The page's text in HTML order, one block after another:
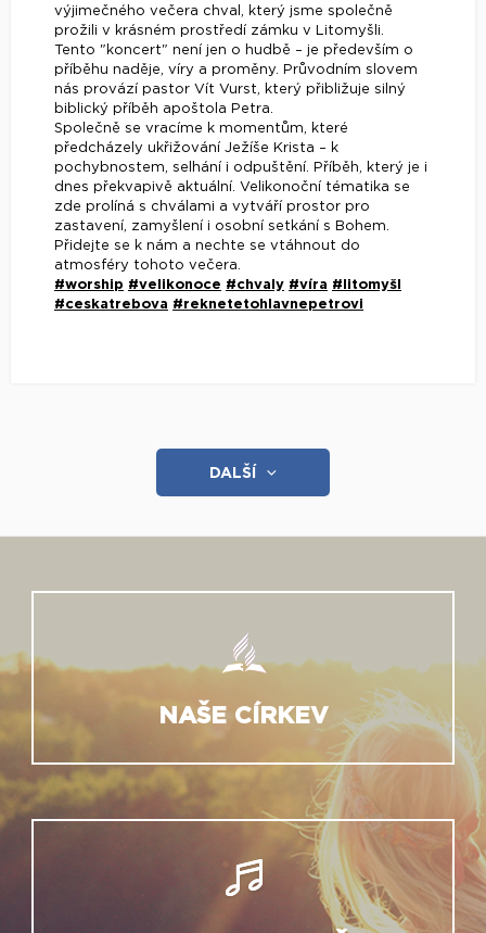
výjimečného večera chval, který jsme společně
prožili v krásném prostředí zámku v Litomyšli.
Tento "koncert" není jen o hudbě – je především o
příběhu naděje, víry a proměny. Průvodním slovem
nás provází pastor Vít Vurst, který přibližuje silný
biblický příběh apoštola Petra.
Společně se vracíme k momentům, které
předcházely ukřižování Ježíše Krista – k
pochybnostem, selhání i odpuštění. Příběh, který je i
dnes překvapivě aktuální. Velikonoční tématika se
zde prolíná s chválami a vytváří prostor pro
zastavení, zamyšlení i osobní setkání s Bohem.
Přidejte se k nám a nechte se vtáhnout do
atmosféry tohoto večera.
#worship #velikonoce #chvaly #víra #litomyšl
#ceskatrebova #reknetetohlavnepetrovi
DALŠÍ
NAŠE CÍRKEV